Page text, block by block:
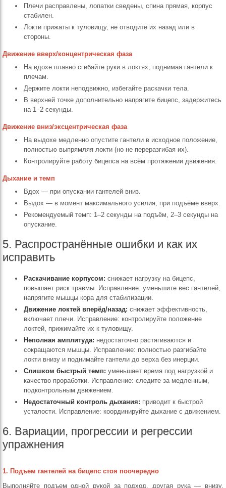
Плечи расправлены, лопатки сведены, спина прямая, корпус
стабилен.
Локти прижаты к туловищу, не отводите их назад или в
стороны.
Движение вверх/концентрическая фаза
На вдохе плавно сгибайте руки в локтях, поднимая гантели к
плечам.
Держите локти неподвижно, избегайте раскачки тела.
В верхней точке дополнительно напрягите бицепс, задержитесь
на 1–2 секунды.
Движение вниз/эксцентрическая фаза
На выдохе медленно опустите гантели в исходное положение,
полностью выпрямляя локти (но не переразгибая их).
Контролируйте работу бицепса на всём протяжении движения.
Дыхание и темп
Вдох — при опускании гантелей вниз.
Выдох — в момент максимального усилия, при подъёме вверх.
Рекомендуемый темп: 1–2 секунды на подъём, 2–3 секунды на
опускание.
5. Распространённые ошибки и как их
исправить
Раскачивание корпусом: снижает нагрузку на бицепс,
повышает риск травмы. Исправление: уменьшите вес гантелей,
напрягите мышцы кора для стабилизации.
Движение локтей вперёд/назад: снижает эффективность,
включает плечи. Исправление: контролируйте положение
локтей, прижимайте их к туловищу.
Неполная амплитуда: недостаточно растягиваются и
сокращаются мышцы. Исправление: полностью разгибайте
локти внизу и поднимайте гантели до верха без инерции.
Слишком быстрый темп: уменьшает время под нагрузкой и
качество проработки. Исправление: следите за медленным,
подконтрольным движением.
Недостаточный контроль дыхания: приводит к быстрой
усталости. Исправление: координируйте дыхание с движением.
6. Вариации, прогрессии и регрессии
упражнения
1. Подъем гантелей на бицепс стоя поочередно
Выполняйте подъем одной рукой за подход, другая рука — внизу.